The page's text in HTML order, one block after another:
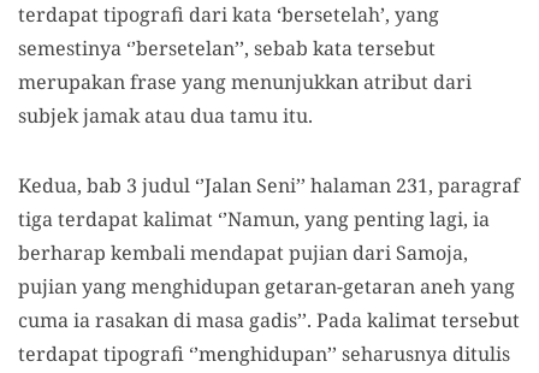
terdapat tipografi dari kata ‘bersetelah’, yang
semestinya ‘’bersetelan’’, sebab kata tersebut
merupakan frase yang menunjukkan atribut dari
subjek jamak atau dua tamu itu.
Kedua, bab 3 judul ‘’Jalan Seni’’ halaman 231, paragraf
tiga terdapat kalimat ‘’Namun, yang penting lagi, ia
berharap kembali mendapat pujian dari Samoja,
pujian yang menghidupan getaran-getaran aneh yang
cuma ia rasakan di masa gadis’’. Pada kalimat tersebut
terdapat tipografi ‘’menghidupan’’ seharusnya ditulis